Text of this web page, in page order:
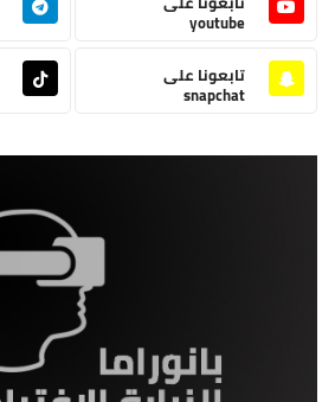
youtube
تابعونا على
snapchat